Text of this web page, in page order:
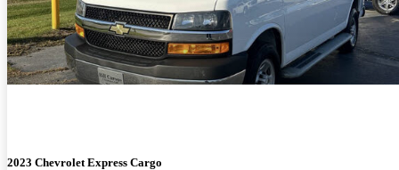
2023 Chevrolet Express Cargo